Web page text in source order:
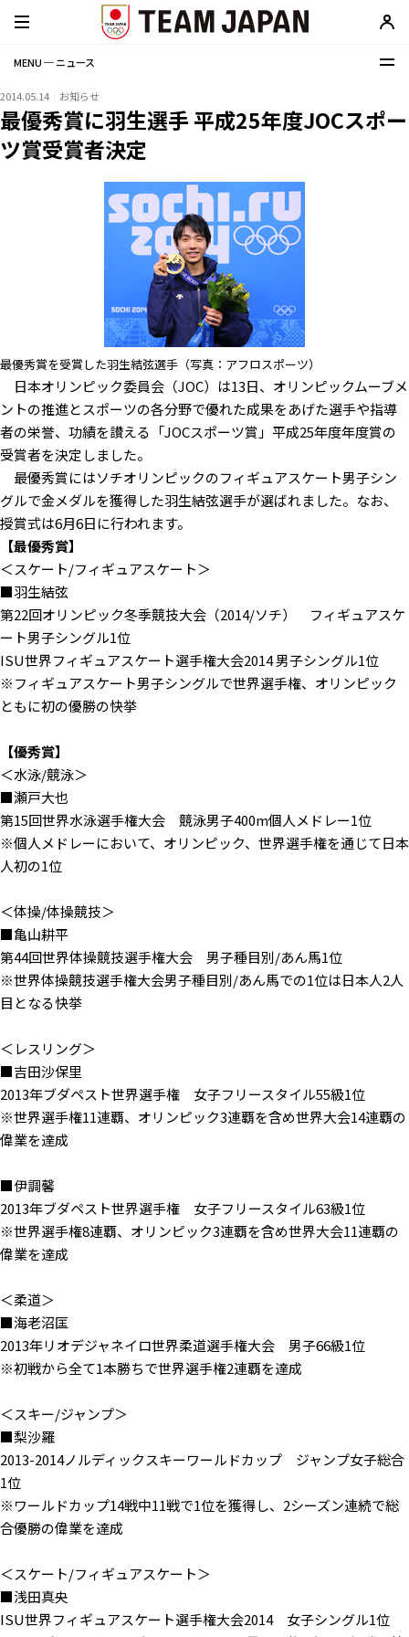
MENU ─ ニュース
2014.05.14 お知らせ
最優秀賞に羽生選手 平成25年度JOCスポー
ツ賞受賞者決定
最優秀賞を受賞した羽生結弦選手（写真：アフロスポーツ）
日本オリンピック委員会（JOC）は13日、オリンピックムーブメ
ントの推進とスポーツの各分野で優れた成果をあげた選手や指導
者の栄誉、功績を讃える「JOCスポーツ賞」平成25年度年度賞の
受賞者を決定しました。
最優秀賞にはソチオリンピックのフィギュアスケート男子シン
グルで金メダルを獲得した羽生結弦選手が選ばれました。なお、
授賞式は6月6日に行われます。
【最優秀賞】
＜スケート/フィギュアスケート＞
■羽生結弦
第22回オリンピック冬季競技大会（2014/ソチ） フィギュアスケ
ート男子シングル1位
ISU世界フィギュアスケート選手権大会2014 男子シングル1位
※フィギュアスケート男子シングルで世界選手権、オリンピック
ともに初の優勝の快挙
【優秀賞】
＜水泳/競泳＞
■瀬戸大也
第15回世界水泳選手権大会 競泳男子400m個人メドレー1位
※個人メドレーにおいて、オリンピック、世界選手権を通じて日本
人初の1位
＜体操/体操競技＞
■亀山耕平
第44回世界体操競技選手権大会 男子種目別/あん馬1位
※世界体操競技選手権大会男子種目別/あん馬での1位は日本人2人
目となる快挙
＜レスリング＞
■吉田沙保里
2013年ブダペスト世界選手権 女子フリースタイル55級1位
※世界選手権11連覇、オリンピック3連覇を含め世界大会14連覇の
偉業を達成
■伊調馨
2013年ブダペスト世界選手権 女子フリースタイル63級1位
※世界選手権8連覇、オリンピック3連覇を含め世界大会11連覇の
偉業を達成
＜柔道＞
■海老沼匡
2013年リオデジャネイロ世界柔道選手権大会 男子66級1位
※初戦から全て1本勝ちで世界選手権2連覇を達成
＜スキー/ジャンプ＞
■梨沙羅
2013-2014ノルディックスキーワールドカップ ジャンプ女子総合
1位
※ワールドカップ14戦中11戦で1位を獲得し、2シーズン連続で総
合優勝の偉業を達成
＜スケート/フィギュアスケート＞
■浅田真央
ISU世界フィギュアスケート選手権大会2014 女子シングル1位